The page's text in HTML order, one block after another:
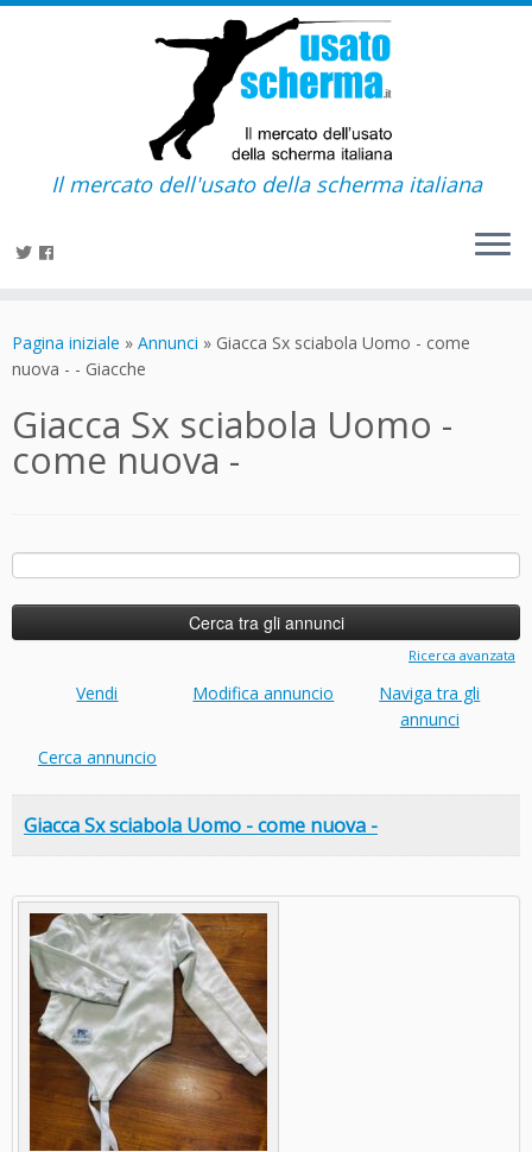
contenuto
Il mercato dell'usato della scherma italiana
Pagina iniziale » Annunci » Giacca Sx sciabola Uomo - come
nuova - - Giacche
Giacca Sx sciabola Uomo -
come nuova -
Ricerca
Ricerca avanzata
Vendi Modifica annuncio
Naviga tra gli
annunci
Cerca annuncio
Giacca Sx sciabola Uomo - come nuova -